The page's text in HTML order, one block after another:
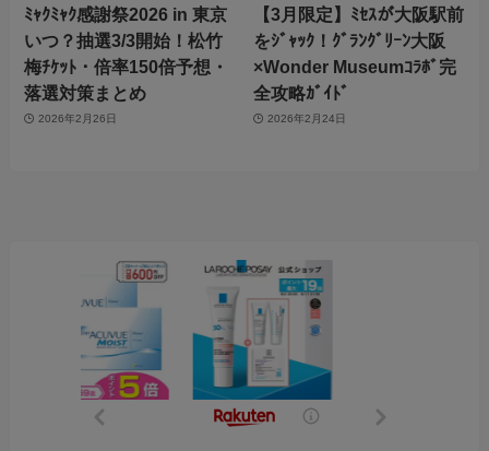
ﾐｬｸﾐｬｸ感謝祭2026 in 東京
いつ？抽選3/3開始！松竹
梅ﾁｹｯﾄ・倍率150倍予想・
落選対策まとめ
2026年2月26日
【3月限定】ﾐｾｽが大阪駅前
をｼﾞｬｯｸ！ｸﾞﾗﾝｸﾞﾘｰﾝ大阪
×Wonder Museumｺﾗﾎﾞ完
全攻略ｶﾞｲﾄﾞ
2026年2月24日